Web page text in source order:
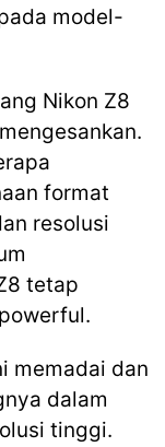
model-
Nikon Z8
format
resolusi
tetap
memadai dan
dalam
tinggi.